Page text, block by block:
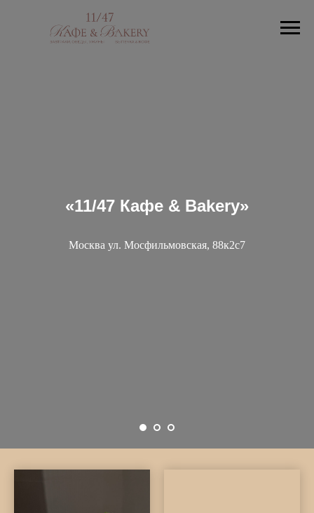
«11/47 Кафе & Bakery»
Москва ул. Мосфильмовская, 88к2с7